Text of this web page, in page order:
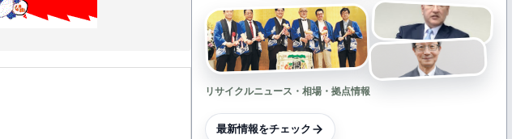
リサイクルニュース・相場・拠点情報
最新情報をチェック